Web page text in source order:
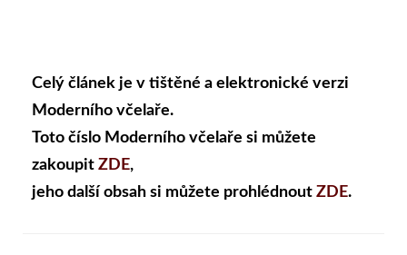
Celý článek je v tištěné a elektronické verzi
Moderního včelaře.
Toto číslo Moderního včelaře si můžete
zakoupit ZDE,
jeho další obsah si můžete prohlédnout ZDE.